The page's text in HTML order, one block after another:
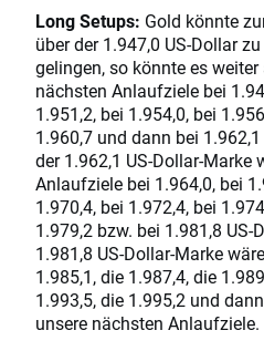
Long Setups: Gold könnte
über der 1.947,0 US-Dollar
gelingen, so könnte es
nächsten Anlaufziele bei
1.951,2, bei 1.954,0, bei
1.960,7 und dann bei
der 1.962,1 US-Dollar-Marke
Anlaufziele bei 1.964,0, bei
1.970,4, bei 1.972,4, bei
1.979,2 bzw. bei 1.981,8 US-
1.981,8 US-Dollar-Marke
1.985,1, die 1.987,4, die
1.993,5, die 1.995,2 und
unsere nächsten Anlaufziele.